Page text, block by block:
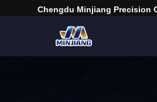
Chengdu Minjiang Precision